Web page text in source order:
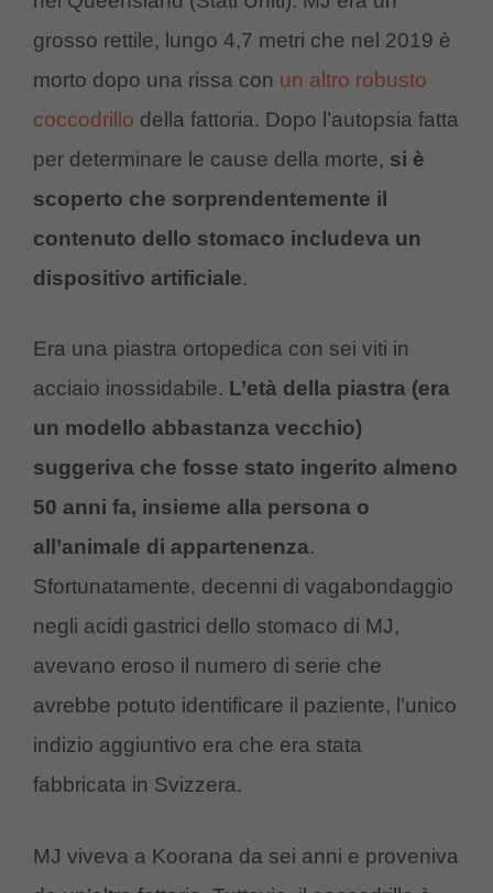
grosso rettile, lungo 4,7 metri che nel 2019 è
morto dopo una rissa con un altro robusto
coccodrillo della fattoria. Dopo l’autopsia fatta
per determinare le cause della morte, si è
scoperto che sorprendentemente il
contenuto dello stomaco includeva un
dispositivo artificiale.
Era una piastra ortopedica con sei viti in
acciaio inossidabile. L’età della piastra (era
un modello abbastanza vecchio)
suggeriva che fosse stato ingerito almeno
50 anni fa, insieme alla persona o
all’animale di appartenenza.
Sfortunatamente, decenni di vagabondaggio
negli acidi gastrici dello stomaco di MJ,
avevano eroso il numero di serie che
avrebbe potuto identificare il paziente, l’unico
indizio aggiuntivo era che era stata
fabbricata in Svizzera.
MJ viveva a Koorana da sei anni e proveniva